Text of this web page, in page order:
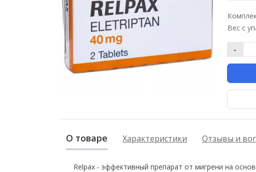
Вес с
-
О товаре Характеристики Отзывы и
Relpax - эффективный препарат от мигрени на